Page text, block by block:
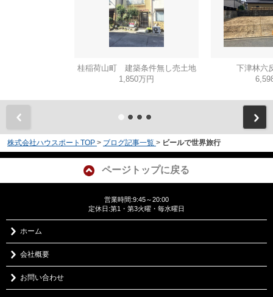
桂稲荷山町 建築条件無し売土地
1,850万円
下津林六
株式会社ハウスポートTOP > ブログ記事一覧 > ビールで世界旅行
ページトップに戻る
営業時間:9:45～20:00
定休日:第1・第3火曜・毎水曜日
ホーム
会社概要
お問い合わせ